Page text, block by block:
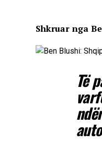
Shkruar nga
Të